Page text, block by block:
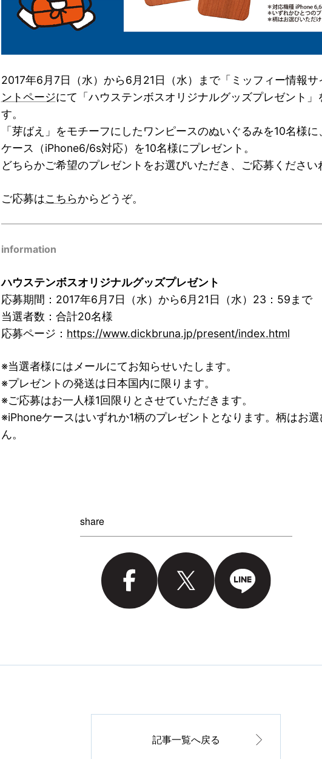
2017年6月7日（水）から6月21日（水）まで「ミッフィー情報サ
ントページにて「ハウステンボスオリジナルグッズプレゼント」
す。
「芽ばえ」をモチーフにしたワンピースのぬいぐるみを10名様
ケース（iPhone6/6s対応）を10名様にプレゼント。
どちらかご希望のプレゼントをお選びいただき、ご応募ください
ご応募はこちらからどうぞ。
information
ハウステンボスオリジナルグッズプレゼント
応募期間：2017年6月7日（水）から6月21日（水）23：59まで
当選者数：合計20名様
応募ページ： https://www.dickbruna.jp/present/index.html
※当選者様にはメールにてお知らせいたします。
※プレゼントの発送は日本国内に限ります。
※ご応募はお一人様1回限りとさせていただきます。
※iPhoneケースはいずれか1柄のプレゼントとなります。柄はお
ん。
share
記事一覧へ戻る